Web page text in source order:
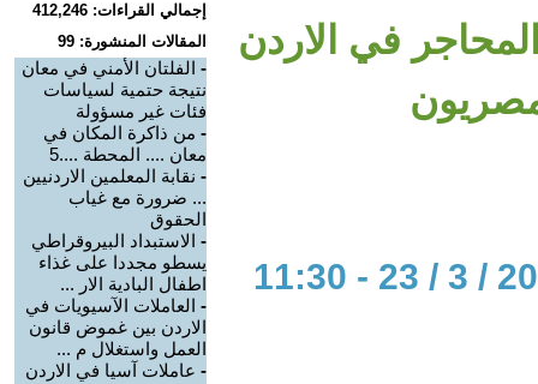
في الاردن
إجمالي القراءات: 412,246
المقالات المنشورة: 99
- الفلتان الأمني في معان
نتيجة حتمية لسياسات
فئات غير مسؤولة
- من ذاكرة المكان في
معان .... المحطة ....5
- نقابة المعلمين الاردنيين
... ضرورة مع غياب
الحقوق
- الاستبداد البيروقراطي
يسطو مجددا على غذاء
اطفال البادية الار ...
- العاملات الآسيويات في
الاردن بين غموض قانون
العمل واستغلال م ...
- عاملات آسيا في الاردن